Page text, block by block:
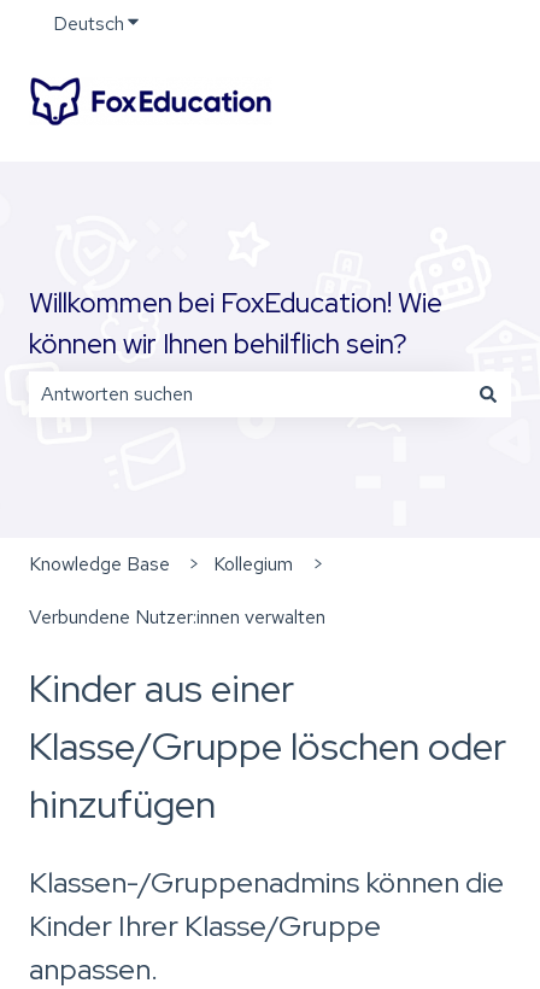
DeutschUntermenü für Übersetzungen anzeigen
Willkommen bei FoxEducation! Wie
können wir Ihnen behilflich sein?
Knowledge Base Kollegium
Verbundene Nutzer:innen verwalten
Kinder aus einer
Klasse/Gruppe löschen oder
hinzufügen
Klassen-/Gruppenadmins können die
Kinder Ihrer Klasse/Gruppe
anpassen.